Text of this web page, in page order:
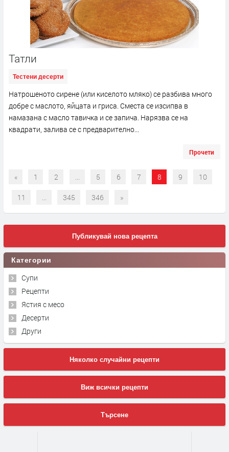
Татли
Тестени десерти
Натрошеното сирене (или киселото мляко) се разбива много
добре с маслото, яйцата и гриса. Сместа се изсипва в
намазана с масло тавичка и се запича. Нарязва се на
квадрати, залива се с предварително...
Прочети
« 1 2 ... 5 6 7 8 9 10
11 ... 345 346 »
Публикувай нова рецепта
Категории
Супи
Рецепти
Ястия с месо
Десерти
Други
Няколко случайни рецепти
Виж всички рецепти
Търсене